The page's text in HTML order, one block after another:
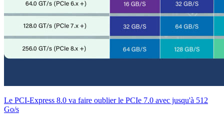
Le PCI-Express 8.0 va faire oublier le PCIe 7.0 avec jusqu'à 512
Go/s